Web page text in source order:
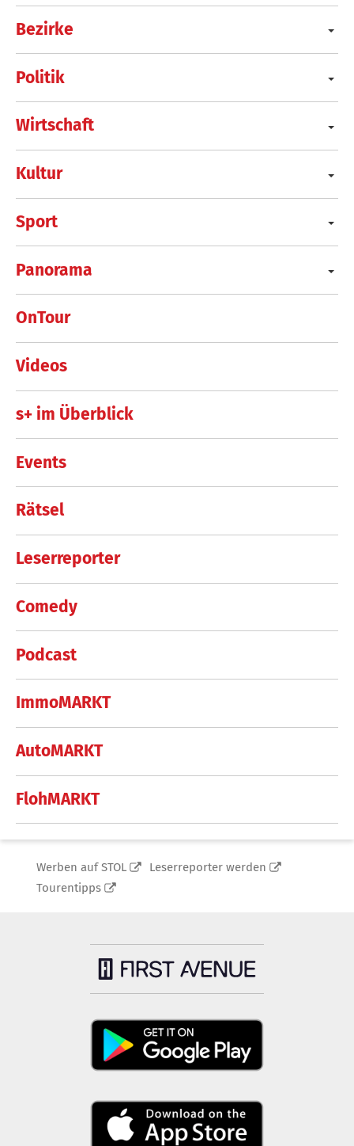
Bezirke
Politik
Wirtschaft
Kultur
Sport
Panorama
OnTour
Videos
s+ im Überblick
Events
Rätsel
Leserreporter
Comedy
Podcast
ImmoMARKT
AutoMARKT
FlohMARKT
Werben auf STOL
Leserreporter werden
Tourentipps